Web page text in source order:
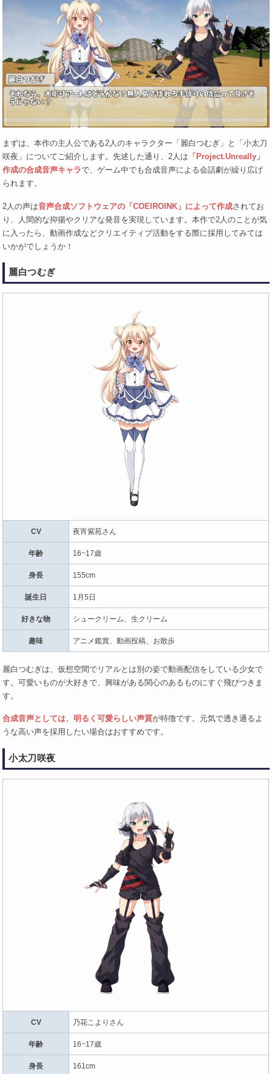
まずは、本作の主人公である2人のキャラクター「麗白つむぎ」と「小太刀
咲夜」についてご紹介します。先述した通り、2人は 「Project.Unreally」
作成の合成音声キャラで、ゲーム中でも合成音声による会話劇が繰り広げ
られます。
2人の声は音声合成ソフトウェアの「COEIROINK」によって作成されてお
り、人間的な抑揚やクリアな発音を実現しています。本作で2人のことが気
に入ったら、動画作成などクリエイティブ活動をする際に採用してみては
いかがでしょうか！
麗白つむぎ
CV 夜宵紫苑さん
年齢 16~17歳
身長 155cm
誕生日 1月5日
好きな物 シュークリーム、生クリーム
趣味 アニメ鑑賞、動画投稿、お散歩
麗白つむぎは、仮想空間でリアルとは別の姿で動画配信をしている少女で
す。可愛いものが大好きで、興味がある関心のあるものにすぐ飛びつきま
す。
合成音声としては、明るく可愛らしい声質が特徴です。元気で透き通るよ
うな高い声を採用したい場合はおすすめです。
小太刀咲夜
CV 乃花こよりさん
年齢 16~17歳
身長 161cm